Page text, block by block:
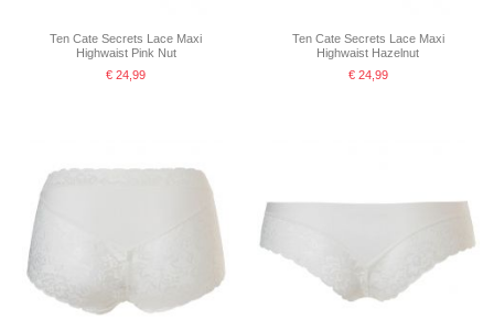
Ten Cate Secrets Lace Maxi
Highwaist Pink Nut
€ 24,99
Ten Cate Secrets Lace Maxi
Highwaist Hazelnut
€ 24,99